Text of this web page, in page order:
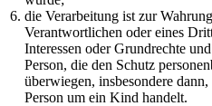
die Verarbeitung ist zur
Verantwortlichen oder eines
Interessen oder Grundrechte
Person, die den Schutz
überwiegen, insbesondere
Person um ein Kind handelt.